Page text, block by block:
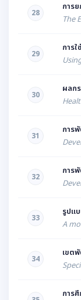
28
การ
The
29
การ
30
ผลก
31
การ
32
การ
33
รูปแ
A
34
เขต
การ